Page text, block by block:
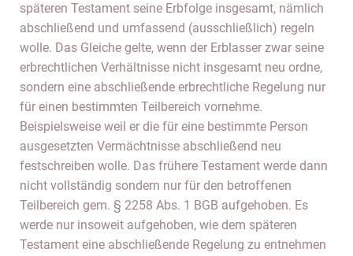
späteren Testament seine Erbfolge insgesamt, nämlich
abschließend und umfassend (ausschließlich) regeln
wolle. Das Gleiche gelte, wenn der Erblasser zwar seine
erbrechtlichen Verhältnisse nicht insgesamt neu ordne,
sondern eine abschließende erbrechtliche Regelung nur
für einen bestimmten Teilbereich vornehme.
Beispielsweise weil er die für eine bestimmte Person
ausgesetzten Vermächtnisse abschließend neu
festschreiben wolle. Das frühere Testament werde dann
nicht vollständig sondern nur für den betroffenen
Teilbereich gem. § 2258 Abs. 1 BGB aufgehoben. Es
werde nur insoweit aufgehoben, wie dem späteren
Testament eine abschließende Regelung zu entnehmen